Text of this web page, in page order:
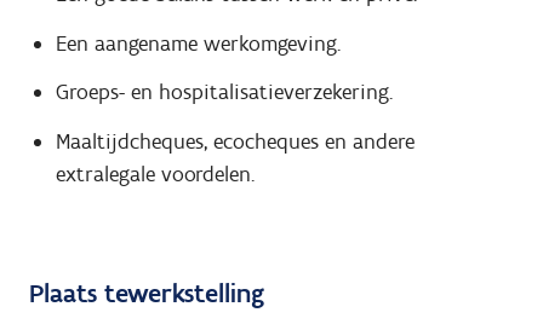
Een aangename werkomgeving.
Groeps- en hospitalisatieverzekering.
Maaltijdcheques, ecocheques en andere
extralegale voordelen.
Plaats tewerkstelling